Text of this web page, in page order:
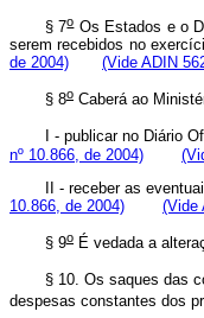
§ 7oOs Estados e o
serem recebidos no
de 2004)
(Vide ADIN
§ 8o Caberá ao
I - publicar no Diário
nº 10.866, de 2004)
II - receber as
10.866, de 2004)
(Vide
§ 9o É vedada a
§ 10. Os saques das
despesas constantes dos